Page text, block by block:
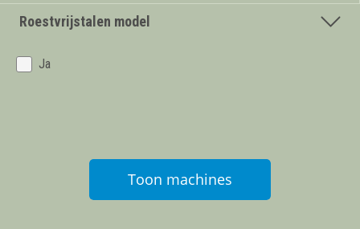
Roestvrijstalen model
Ja
Toon machines